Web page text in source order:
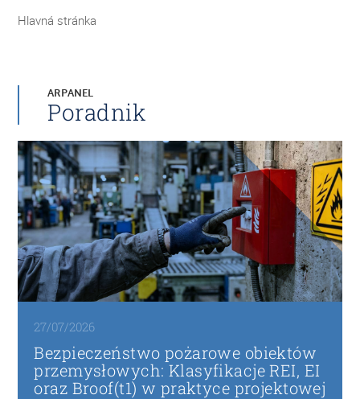
Hlavná stránka
ARPANEL
Poradnik
27/07/2026
Bezpieczeństwo pożarowe obiektów
przemysłowych: Klasyfikacje REI, EI
oraz Broof(t1) w praktyce projektowej